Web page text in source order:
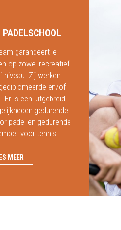
garandeert je
op zowel recreatief
niveau. Zij werken
en/of
Er is een uitgebreid
gedurende
padel en gedurende
voor tennis.
MEER